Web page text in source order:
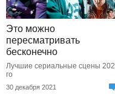
Это можно
пересматривать
бесконечно
Лучшие сериальные сцены
го
30 декабря 2021